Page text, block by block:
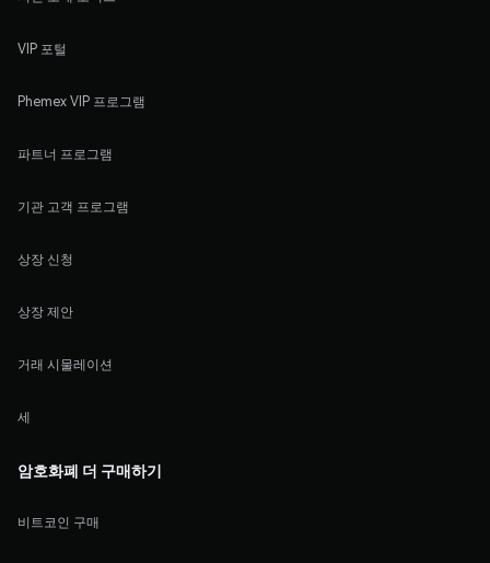
VIP 포털
Phemex VIP 프로그램
파트너 프로그램
기관 고객 프로그램
상장 신청
상장 제안
거래 시물레이션
세
암호화폐 더 구매하기
비트코인 구매